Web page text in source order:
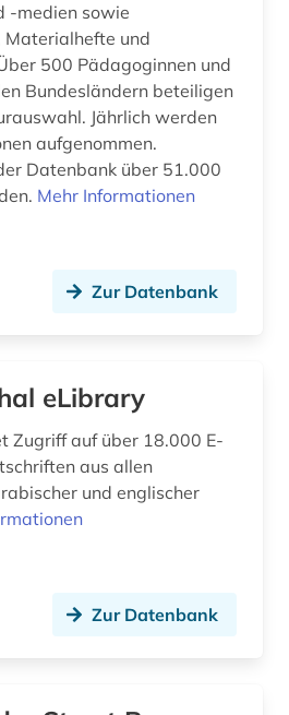
duale oberschule (1)
dänisch-hallesche mission in tranquebar (1)
elektronisches buch (62)
elementarbildung (1)
-medien sowie
Materialhefte und
500 Pädagoginnen und
Bundesländern beteiligen
Jährlich werden
aufgenommen.
Datenbank über 51.000
Mehr Informationen
Zur Datenbank
eLibrary
Zugriff auf über 18.000 E-
aus allen
und englischer
Zur Datenbank